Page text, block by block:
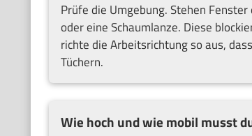
Prüfe die Umgebung. Stehen
oder eine Schaumlanze. Diese
richte die Arbeitsrichtung so aus,
Tüchern.
Wie hoch und wie mobil musst